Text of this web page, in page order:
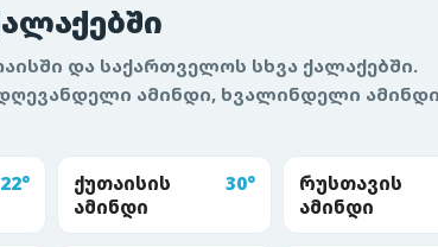
და საქართველოს სხვა ქალაქებში.
ამინდი, ხვალინდელი
22°
ქუთაისის
ამინდი
30°
რუსთავის
ამინდი